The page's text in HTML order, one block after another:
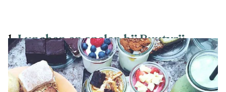
1.Lunchen en spelen bij Buutvrij